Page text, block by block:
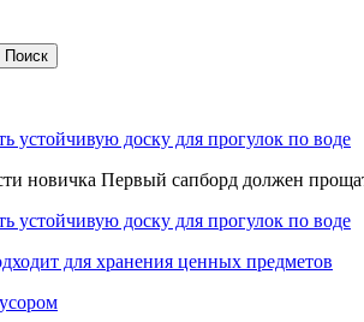
устойчивую доску для прогулок по воде
новичка Первый сапборд должен
устойчивую доску для прогулок по воде
для хранения ценных предметов